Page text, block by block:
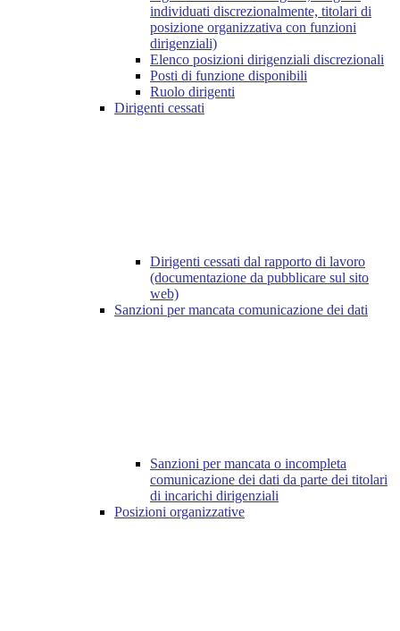
individuati discrezionalmente, titolari di
posizione organizzativa con funzioni
dirigenziali)
Elenco posizioni dirigenziali discrezionali
Posti di funzione disponibili
Ruolo dirigenti
Dirigenti cessati
Dirigenti cessati dal rapporto di lavoro
(documentazione da pubblicare sul sito
web)
Sanzioni per mancata comunicazione dei dati
Sanzioni per mancata o incompleta
comunicazione dei dati da parte dei titolari
di incarichi dirigenziali
Posizioni organizzative